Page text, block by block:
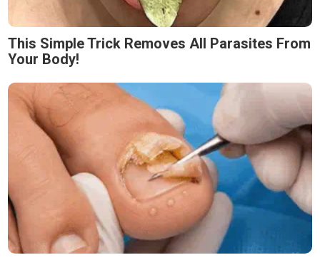
This Simple Trick Removes All Parasites From
Your Body!